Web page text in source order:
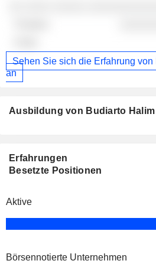
Sehen Sie sich die Erfahrung
an
Ausbildung von Budiarto Halim
Erfahrungen
Besetzte Positionen
Aktive
Börsennotierte Unternehmen